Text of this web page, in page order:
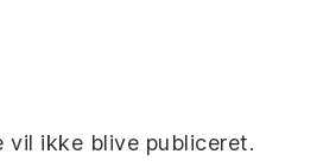
vil ikke blive publiceret.